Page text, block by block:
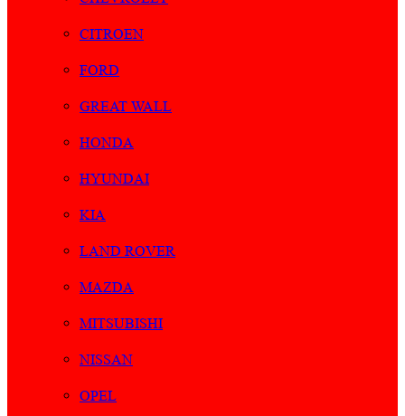
CITROEN
FORD
GREAT WALL
HONDA
HYUNDAI
KIA
LAND ROVER
MAZDA
MITSUBISHI
NISSAN
OPEL